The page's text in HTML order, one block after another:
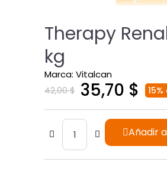
Therapy
kg
Marca Vitalcan
42,00 $ 35,70 $
Añadir